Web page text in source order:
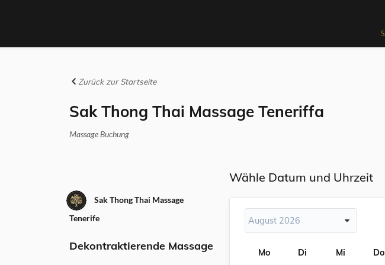
Zurück zur Startseite
Sak Thong Thai Massage Teneriffa
Massage Buchung
Sak Thong Thai Massage
Tenerife
Dekontraktierende Massage
Wähle Datum und Uhrzeit
August 2026
Mo Di Mi Do